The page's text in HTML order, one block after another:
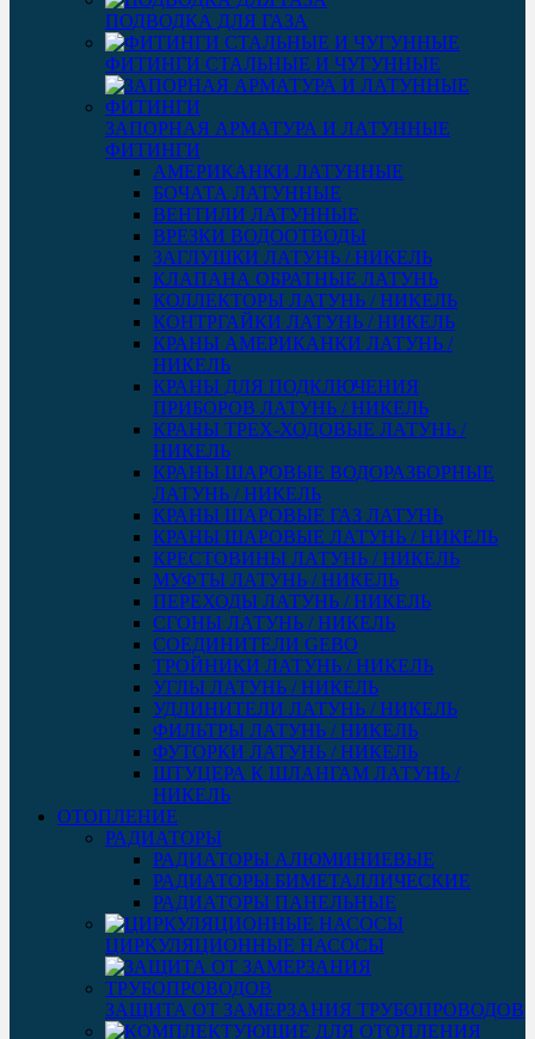
ПОДВОДКА ДЛЯ ГАЗА
ФИТИНГИ СТАЛЬНЫЕ И ЧУГУННЫЕ
ЗАПОРНАЯ АРМАТУРА И ЛАТУННЫЕ
ФИТИНГИ
АМЕРИКАНКИ ЛАТУННЫЕ
БОЧАТА ЛАТУННЫЕ
ВЕНТИЛИ ЛАТУННЫЕ
ВРЕЗКИ ВОДООТВОДЫ
ЗАГЛУШКИ ЛАТУНЬ / НИКЕЛЬ
КЛАПАНА ОБРАТНЫЕ ЛАТУНЬ
КОЛЛЕКТОРЫ ЛАТУНЬ / НИКЕЛЬ
КОНТРГАЙКИ ЛАТУНЬ / НИКЕЛЬ
КРАНЫ АМЕРИКАНКИ ЛАТУНЬ /
НИКЕЛЬ
КРАНЫ ДЛЯ ПОДКЛЮЧЕНИЯ
ПРИБОРОВ ЛАТУНЬ / НИКЕЛЬ
КРАНЫ ТРЕХ-ХОДОВЫЕ ЛАТУНЬ /
НИКЕЛЬ
КРАНЫ ШАРОВЫЕ ВОДОРАЗБОРНЫЕ
ЛАТУНЬ / НИКЕЛЬ
КРАНЫ ШАРОВЫЕ ГАЗ ЛАТУНЬ
КРАНЫ ШАРОВЫЕ ЛАТУНЬ / НИКЕЛЬ
КРЕСТОВИНЫ ЛАТУНЬ / НИКЕЛЬ
МУФТЫ ЛАТУНЬ / НИКЕЛЬ
ПЕРЕХОДЫ ЛАТУНЬ / НИКЕЛЬ
СГОНЫ ЛАТУНЬ / НИКЕЛЬ
СОЕДИНИТЕЛИ GEBO
ТРОЙНИКИ ЛАТУНЬ / НИКЕЛЬ
УГЛЫ ЛАТУНЬ / НИКЕЛЬ
УДЛИНИТЕЛИ ЛАТУНЬ / НИКЕЛЬ
ФИЛЬТРЫ ЛАТУНЬ / НИКЕЛЬ
ФУТОРКИ ЛАТУНЬ / НИКЕЛЬ
ШТУЦЕРА К ШЛАНГАМ ЛАТУНЬ /
НИКЕЛЬ
ОТОПЛЕНИЕ
РАДИАТОРЫ
РАДИАТОРЫ АЛЮМИНИЕВЫЕ
РАДИАТОРЫ БИМЕТАЛЛИЧЕСКИЕ
РАДИАТОРЫ ПАНЕЛЬНЫЕ
ЦИРКУЛЯЦИОННЫЕ НАСОСЫ
ЗАЩИТА ОТ ЗАМЕРЗАНИЯ ТРУБОПРОВОДОВ